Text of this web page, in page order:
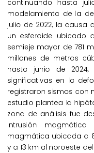
continuando hasta
modelamiento de la
julio de 2022, la causa
un esferoide ubicado
semieje mayor de 781
millones de metros
hasta junio de 2024,
significativas en la
registraron sismos con
estudio plantea la
zona de análisis fue
intrusión
magmática ubicada a
y a 13 km al noroeste